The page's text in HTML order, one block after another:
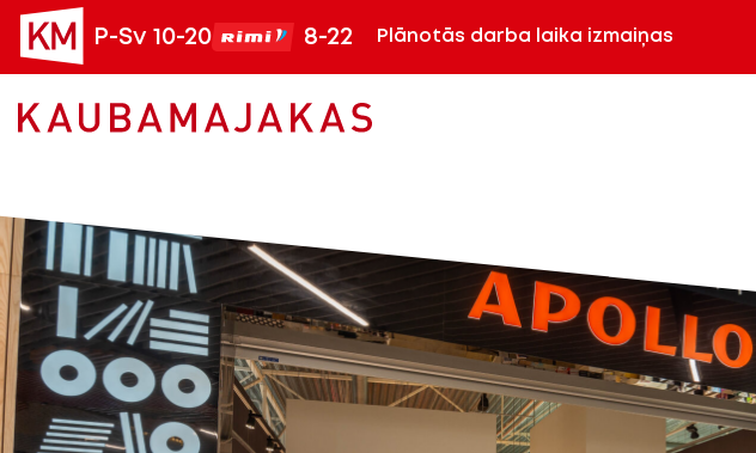
P-Sv 10-20 8-22 Plānotās darba laika izmaiņas